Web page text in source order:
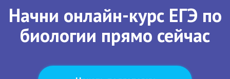
Начни онлайн-курс ЕГЭ по
биологии прямо сейчас